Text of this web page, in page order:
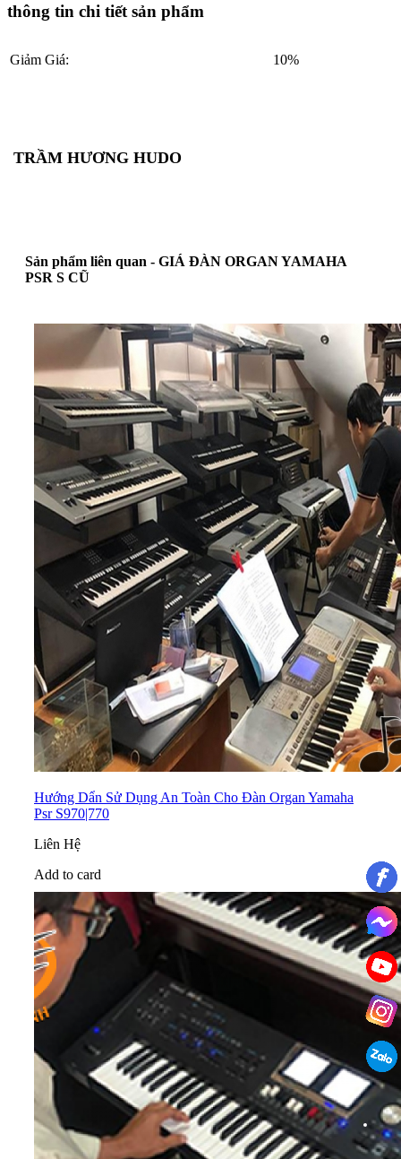
thông tin chi tiết sản phẩm
Giảm Giá: 10%
TRẦM HƯƠNG HUDO
Sản phẩm liên quan - GIÁ ĐÀN ORGAN YAMAHA
PSR S CŨ
Hướng Dẩn Sử Dụng An Toàn Cho Đàn Organ Yamaha
Psr S970|770
Liên Hệ
Add to card